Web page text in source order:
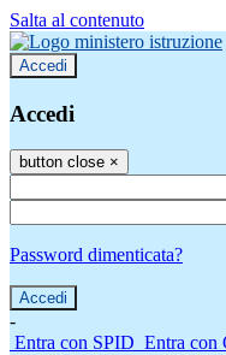
Salta al contenuto
Accedi
Accedi
button close ×
Password dimenticata?
-
Entra con SPID Entra con